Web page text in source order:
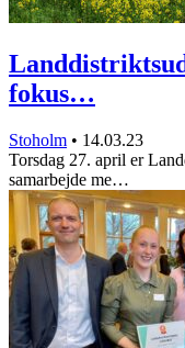
fokus…
Stoholm • 14.03.23
Torsdag 27. april er
samarbejde me…